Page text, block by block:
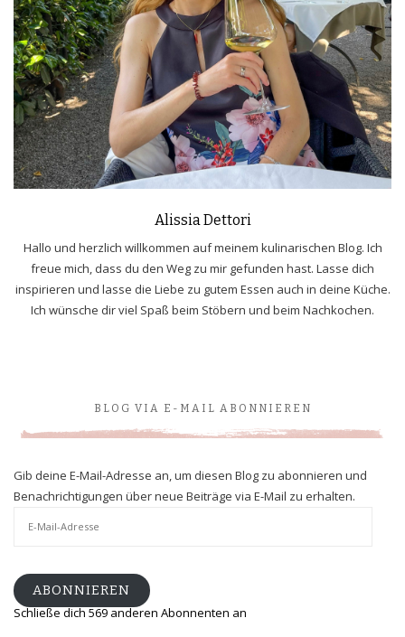
Alissia Dettori
Hallo und herzlich willkommen auf meinem kulinarischen Blog. Ich
freue mich, dass du den Weg zu mir gefunden hast. Lasse dich
inspirieren und lasse die Liebe zu gutem Essen auch in deine Küche.
Ich wünsche dir viel Spaß beim Stöbern und beim Nachkochen.
BLOG VIA E-MAIL ABONNIEREN
Gib deine E-Mail-Adresse an, um diesen Blog zu abonnieren und
Benachrichtigungen über neue Beiträge via E-Mail zu erhalten.
ABONNIEREN
Schließe dich 569 anderen Abonnenten an